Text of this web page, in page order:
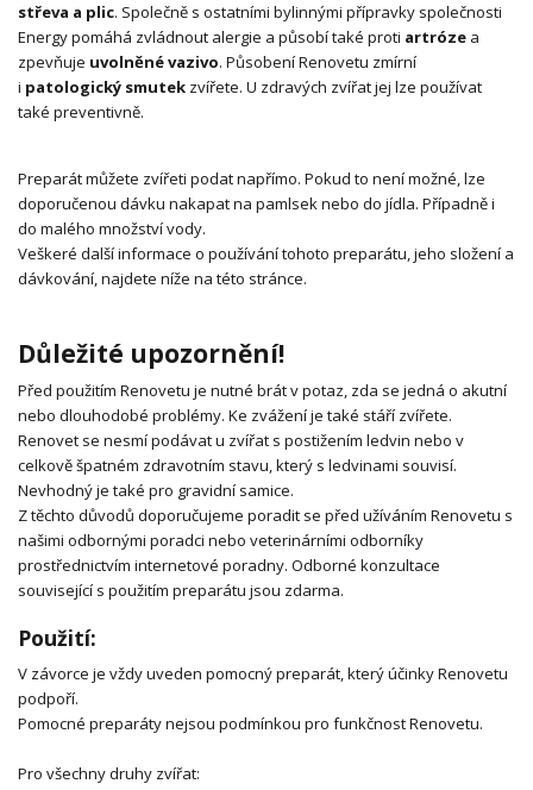
střeva a plic. Společně s ostatními bylinnými přípravky společnosti
Energy pomáhá zvládnout alergie a působí také proti artróze a
zpevňuje uvolněné vazivo. Působení Renovetu zmírní
i patologický smutek zvířete. U zdravých zvířat jej lze používat
také preventivně.
Preparát můžete zvířeti podat napřímo. Pokud to není možné, lze
doporučenou dávku nakapat na pamlsek nebo do jídla. Případně i
do malého množství vody.
Veškeré další informace o používání tohoto preparátu, jeho složení a
dávkování, najdete níže na této stránce.
Důležité upozornění!
Před použitím Renovetu je nutné brát v potaz, zda se jedná o akutní
nebo dlouhodobé problémy. Ke zvážení je také stáří zvířete.
Renovet se nesmí podávat u zvířat s postižením ledvin nebo v
celkově špatném zdravotním stavu, který s ledvinami souvisí.
Nevhodný je také pro gravidní samice.
Z těchto důvodů doporučujeme poradit se před užíváním Renovetu s
našimi odbornými poradci nebo veterinárními odborníky
prostřednictvím internetové poradny. Odborné konzultace
související s použitím preparátu jsou zdarma.
Použití:
V závorce je vždy uveden pomocný preparát, který účinky Renovetu
podpoří.
Pomocné preparáty nejsou podmínkou pro funkčnost Renovetu.
Pro všechny druhy zvířat: